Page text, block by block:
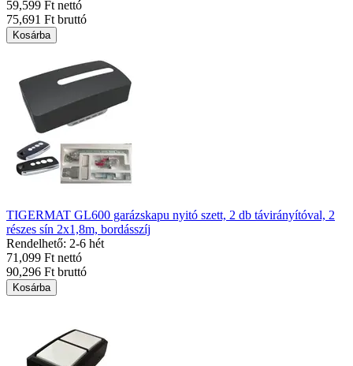
59,599 Ft nettó
75,691 Ft bruttó
Kosárba
TIGERMAT GL600 garázskapu nyitó szett, 2 db távirányítóval, 2
részes sín 2x1,8m, bordásszíj
Rendelhető: 2-6 hét
71,099 Ft nettó
90,296 Ft bruttó
Kosárba